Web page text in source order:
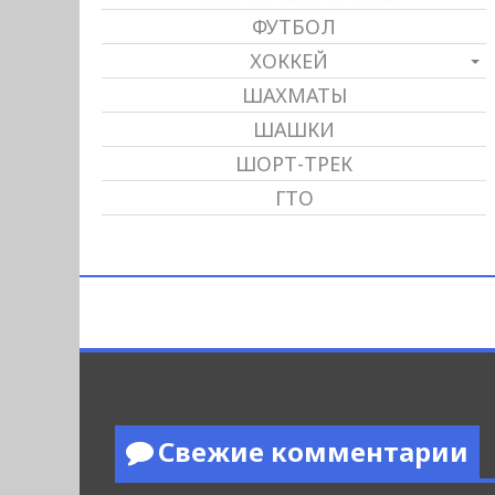
ФУТБОЛ
ХОККЕЙ
ШАХМАТЫ
ШАШКИ
ШОРТ-ТРЕК
ГТО
Свежие комментарии